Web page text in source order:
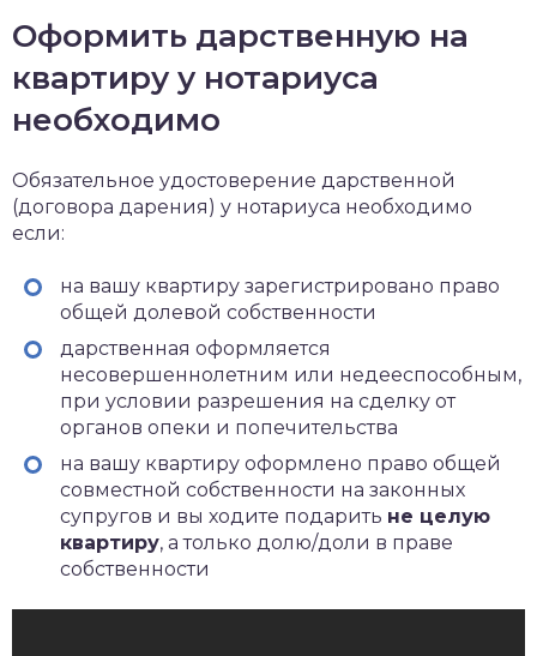
Оформить дарственную на
квартиру у нотариуса
необходимо
Обязательное удостоверение дарственной
(договора дарения) у нотариуса необходимо
если:
на вашу квартиру зарегистрировано право
общей долевой собственности
дарственная оформляется
несовершеннолетним или недееспособным,
при условии разрешения на сделку от
органов опеки и попечительства
на вашу квартиру оформлено право общей
совместной собственности на законных
супругов и вы ходите подарить не целую
квартиру, а только долю/доли в праве
собственности